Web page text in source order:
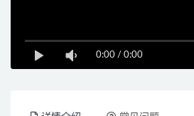
0:00 / 0:00